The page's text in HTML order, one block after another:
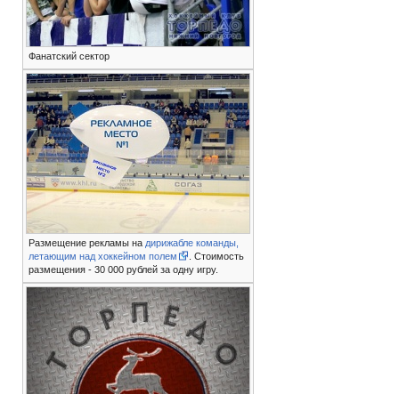
Фанатский сектор
Размещение рекламы на дирижабле команды,
летающим над хоккейном полем
. Стоимость
размещения - 30 000 рублей за одну игру.